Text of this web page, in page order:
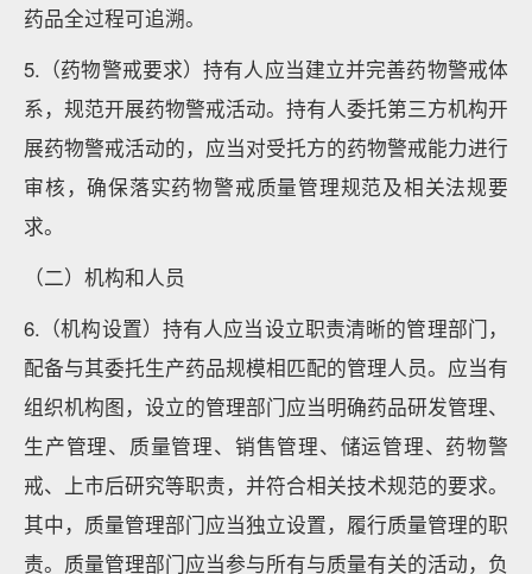
药品全过程可追溯。
5.（药物警戒要求）持有人应当建立并完善药物警戒体
系，规范开展药物警戒活动。持有人委托第三方机构开
展药物警戒活动的，应当对受托方的药物警戒能力进行
审核，确保落实药物警戒质量管理规范及相关法规要
求。
（二）机构和人员
6.（机构设置）持有人应当设立职责清晰的管理部门，
配备与其委托生产药品规模相匹配的管理人员。应当有
组织机构图，设立的管理部门应当明确药品研发管理、
生产管理、质量管理、销售管理、储运管理、药物警
戒、上市后研究等职责，并符合相关技术规范的要求。
其中，质量管理部门应当独立设置，履行质量管理的职
责。质量管理部门应当参与所有与质量有关的活动，负